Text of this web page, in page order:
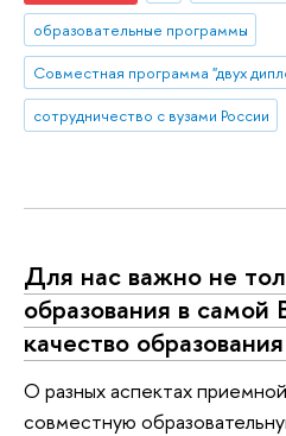
образовательные программы
сотрудничество с вузами России
Для нас важно не
образования в
качество
О разных аспектах
совместную